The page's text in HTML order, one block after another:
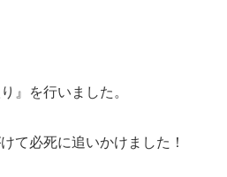
』を行いました。
て必死に追いかけました！